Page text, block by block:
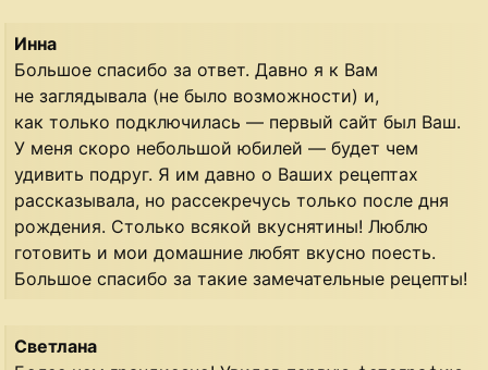
Инна
Большое спасибо за ответ. Давно я к Вам
не заглядывала (не было возможности) и,
как только подключилась — первый сайт был Ваш.
У меня скоро небольшой юбилей — будет чем
удивить подруг. Я им давно о Ваших рецептах
рассказывала, но рассекречусь только после дня
рождения. Столько всякой вкуснятины! Люблю
готовить и мои домашние любят вкусно поесть.
Большое спасибо за такие замечательные рецепты!
Светлана